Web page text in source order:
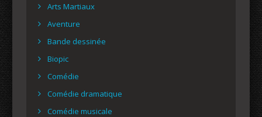
Arts Martiaux
Aventure
Bande dessinée
Biopic
Comédie
Comédie dramatique
Comédie musicale